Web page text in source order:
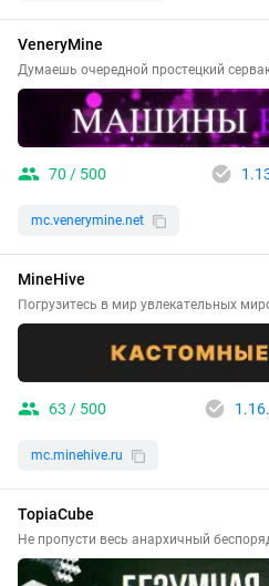
VeneryMine
Думаешь очередной простецкий
70 / 500
mc.venerymine.net
MineHive
Погрузитесь в мир увлекательных
63 / 500
mc.minehive.ru
TopiaCube
Не пропусти весь анархичный